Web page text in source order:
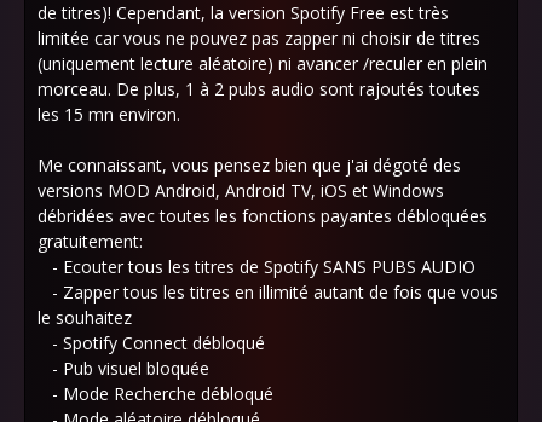
de titres)! Cependant, la version Spotify Free est très
limitée car vous ne pouvez pas zapper ni choisir de titres
(uniquement lecture aléatoire) ni avancer /reculer en plein
morceau. De plus, 1 à 2 pubs audio sont rajoutés toutes
les 15 mn environ.
Me connaissant, vous pensez bien que j'ai dégoté des
versions MOD Android, Android TV, iOS et Windows
débridées avec toutes les fonctions payantes débloquées
gratuitement:
- Ecouter tous les titres de Spotify SANS PUBS AUDIO
- Zapper tous les titres en illimité autant de fois que vous
le souhaitez
- Spotify Connect débloqué
- Pub visuel bloquée
- Mode Recherche débloqué